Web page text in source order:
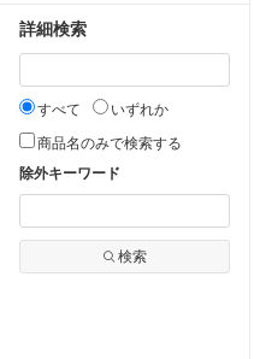
詳細検索
すべて
いずれか
商品名のみで検索する
除外キーワード
検索